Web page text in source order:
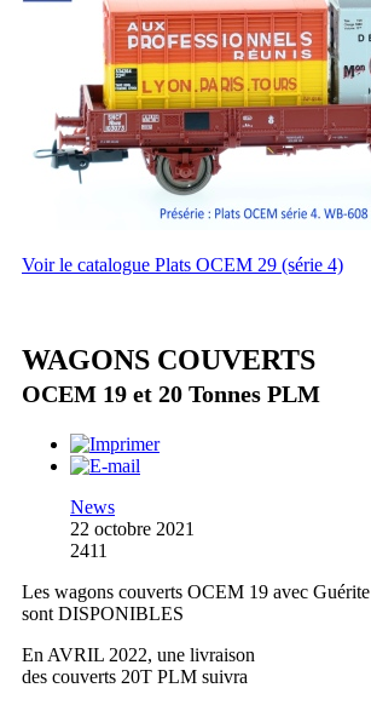
Voir le catalogue Plats OCEM 29 (série 4)
WAGONS COUVERTS
OCEM 19 et 20 Tonnes PLM
News
22 octobre 2021
2411
Les wagons couverts OCEM 19 avec Guérite
sont DISPONIBLES
En AVRIL 2022, une livraison
des couverts 20T PLM suivra